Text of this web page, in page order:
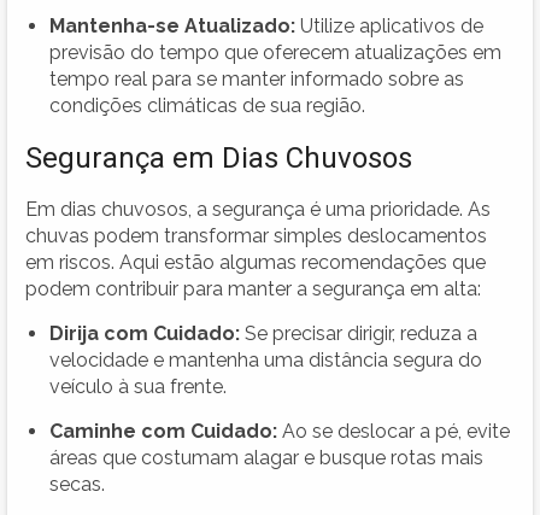
Mantenha-se Atualizado: Utilize aplicativos de
previsão do tempo que oferecem atualizações em
tempo real para se manter informado sobre as
condições climáticas de sua região.
Segurança em Dias Chuvosos
Em dias chuvosos, a segurança é uma prioridade. As
chuvas podem transformar simples deslocamentos
em riscos. Aqui estão algumas recomendações que
podem contribuir para manter a segurança em alta:
Dirija com Cuidado: Se precisar dirigir, reduza a
velocidade e mantenha uma distância segura do
veículo à sua frente.
Caminhe com Cuidado: Ao se deslocar a pé, evite
áreas que costumam alagar e busque rotas mais
secas.